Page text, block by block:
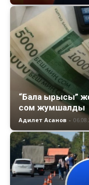
“Бала ырысы”
сом жумшалды
Адилет Асанов -